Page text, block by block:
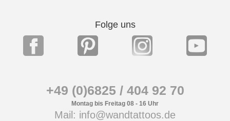
Folge uns
+49 (0)6825 / 404 92 70
Montag bis Freitag 08 - 16 Uhr
Mail: info@wandtattoos.de